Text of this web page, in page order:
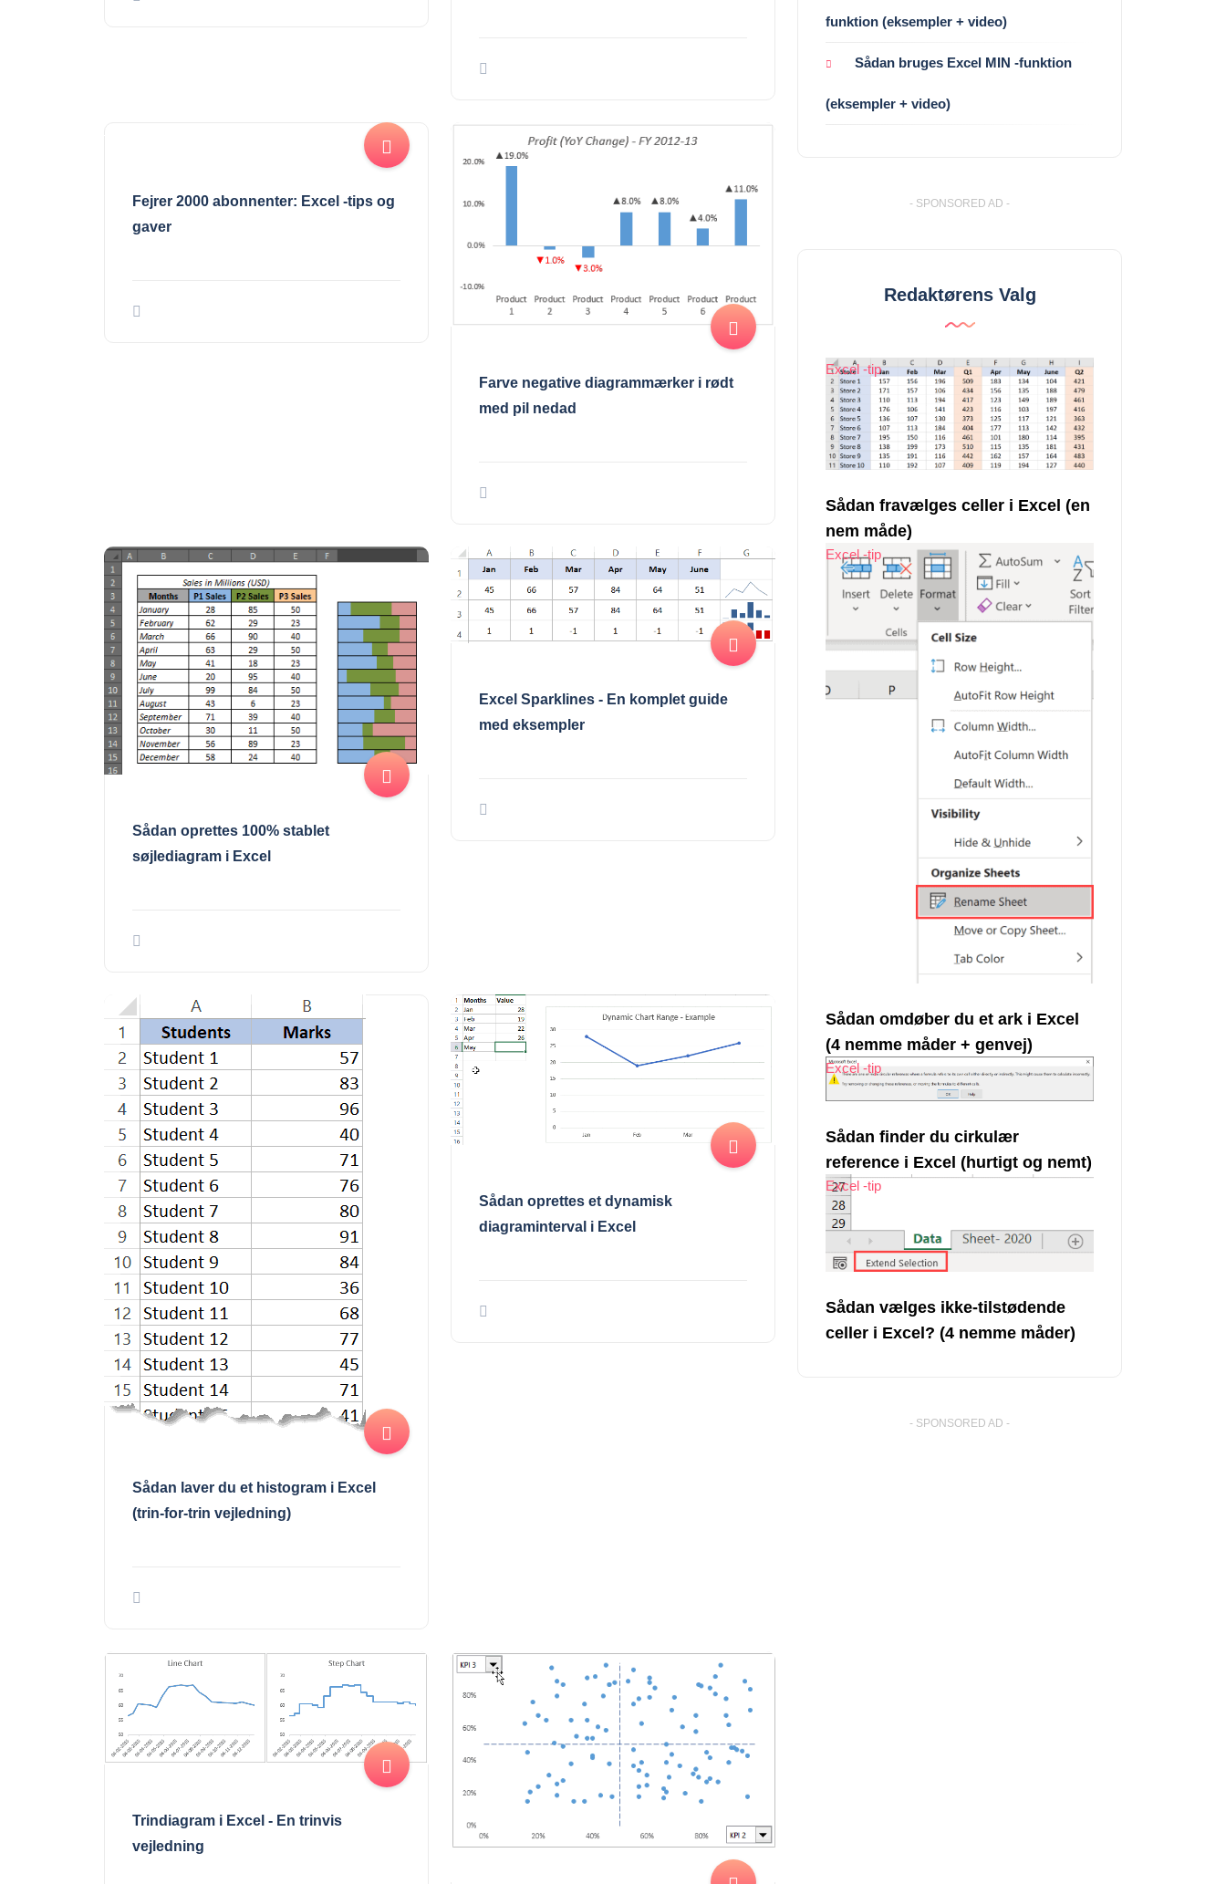
Fejrer 2000 abonnenter: Excel -tips og
gaver
Farve negative diagrammærker i rødt
med pil nedad
Sådan oprettes 100% stablet
søjlediagram i Excel
Excel Sparklines - En komplet guide
med eksempler
Sådan laver du et histogram i Excel
(trin-for-trin vejledning)
Sådan oprettes et dynamisk
diagraminterval i Excel
Trindiagram i Excel - En trinvis
vejledning
funktion (eksempler + video)
Sådan bruges Excel MIN -funktion
(eksempler + video)
- SPONSORED AD -
Redaktørens Valg
Excel -tip
Sådan fravælges celler i Excel (en
nem måde)
Excel -tip
Sådan omdøber du et ark i Excel
(4 nemme måder + genvej)
Excel -tip
Sådan finder du cirkulær
reference i Excel (hurtigt og nemt)
Excel -tip
Sådan vælges ikke-tilstødende
celler i Excel? (4 nemme måder)
- SPONSORED AD -